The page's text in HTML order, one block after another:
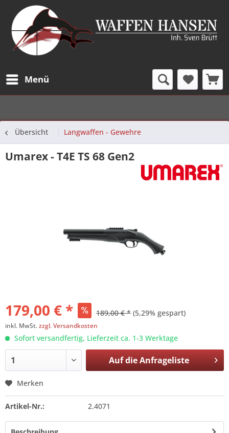
Menü
Übersicht Langwaffen - Gewehre
Umarex - T4E TS 68 Gen2
179,00 € * 189,00 € * (5,29% gespart)
inkl. MwSt.zzgl. Versandkosten
Sofort versandfertig, Lieferzeit ca. 1-3 Werktage
Auf dieAnfrageliste
Merken
Artikel-Nr.: 2.4071